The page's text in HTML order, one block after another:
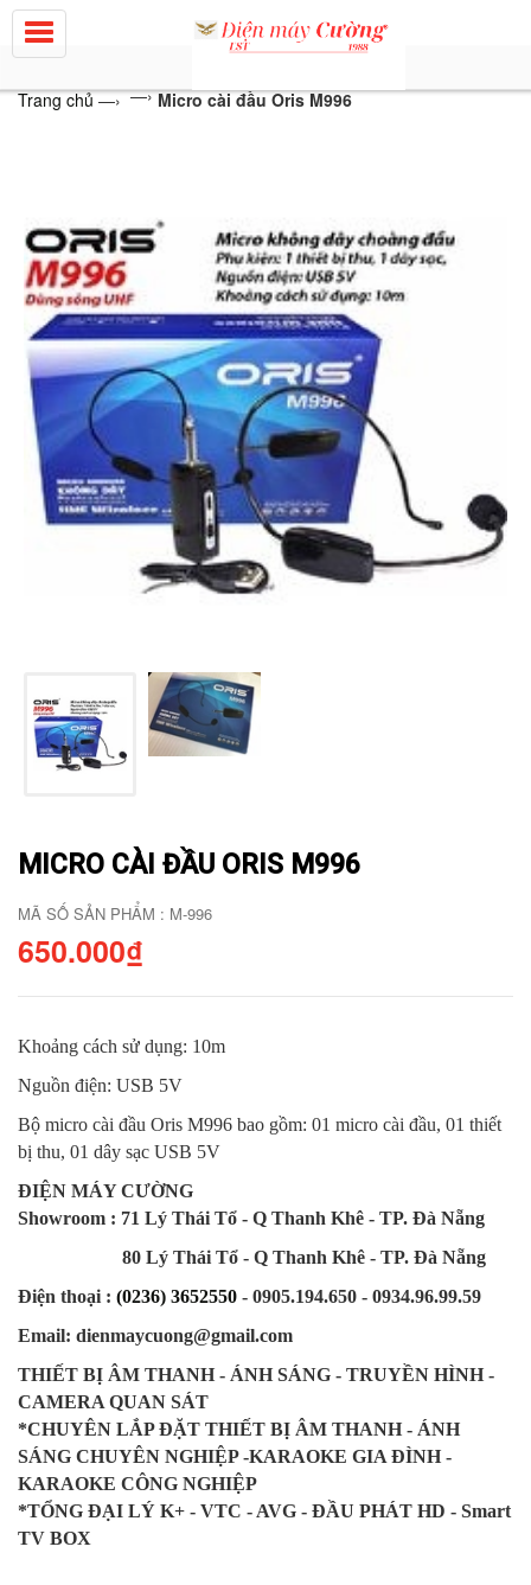
Trang chủ—› —› Micro cài đầu Oris M996
MICRO CÀI ĐẦU ORIS M996
MÃ SỐ SẢN PHẨM : M-996
650.000₫
Khoảng cách sử dụng: 10m
Nguồn điện: USB 5V
Bộ micro cài đầu Oris M996 bao gồm: 01 micro cài đầu, 01 thiết
bị thu, 01 dây sạc USB 5V
ĐIỆN MÁY CƯỜNG
Showroom : 71 Lý Thái Tổ - Q Thanh Khê - TP. Đà Nẵng
80 Lý Thái Tổ - Q Thanh Khê - TP. Đà Nẵng
Điện thoại : (0236) 3652550 - 0905.194.650 - 0934.96.99.59
Email: dienmaycuong@gmail.com
THIẾT BỊ ÂM THANH - ÁNH SÁNG - TRUYỀN HÌNH -
CAMERA QUAN SÁT
*CHUYÊN LẮP ĐẶT THIẾT BỊ ÂM THANH - ÁNH
SÁNG CHUYÊN NGHIỆP -KARAOKE GIA ĐÌNH -
KARAOKE CÔNG NGHIỆP
*TỔNG ĐẠI LÝ K+ - VTC - AVG - ĐẦU PHÁT HD - Smart
TV BOX